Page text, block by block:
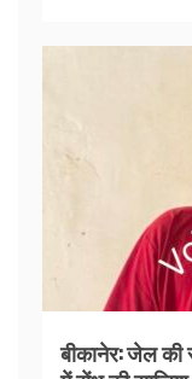
बीकानेर: जेल की